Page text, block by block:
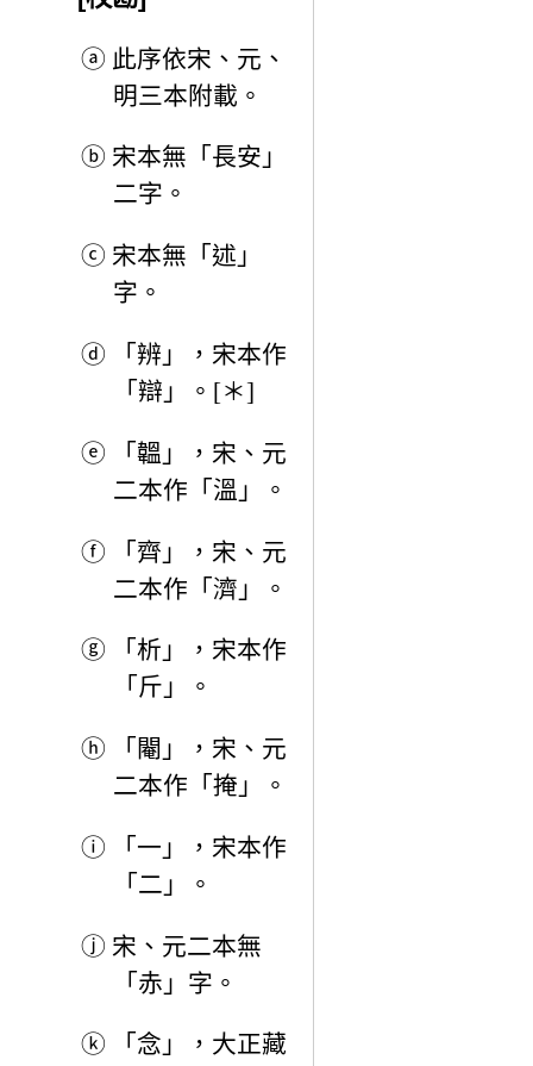
ⓐ 此序依宋、元、
明三本附載。
ⓑ 宋本無「長安」
二字。
ⓒ 宋本無「述」
字。
ⓓ
「辨」，宋本作
「辯」。[＊]
ⓔ
「韞」，宋、元
二本作「溫」。
ⓕ
「齊」，宋、元
二本作「濟」。
ⓖ
「析」，宋本作
「斤」。
ⓗ
「閹」，宋、元
二本作「掩」。
ⓘ
「一」，宋本作
「二」。
ⓙ 宋、元二本無
「赤」字。
ⓚ
「念」，大正藏